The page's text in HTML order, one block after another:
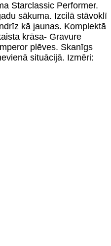
Starclassic Performer.
sākuma. Izcilā stāvoklī
kā jaunas. Komplektā
krāsa- Gravure
plēves. Skanīgs
situācijā. Izmēri: